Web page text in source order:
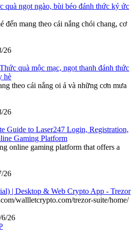
quà ngọt ngào, bùi béo đánh thức ký ức
đến mang theo cái nắng chói chang, cơ
26
quà mộc mạc, ngọt thanh đánh thức
hè
theo cái nắng oi ả và những cơn mưa
26
Guide to Laser247 Login, Registration,
Gaming Platform
online gaming platform that offers a
26
| Desktop & Web Crypto App - Trezor
wallletcrypto.com/trezor-suite/home/
6/26